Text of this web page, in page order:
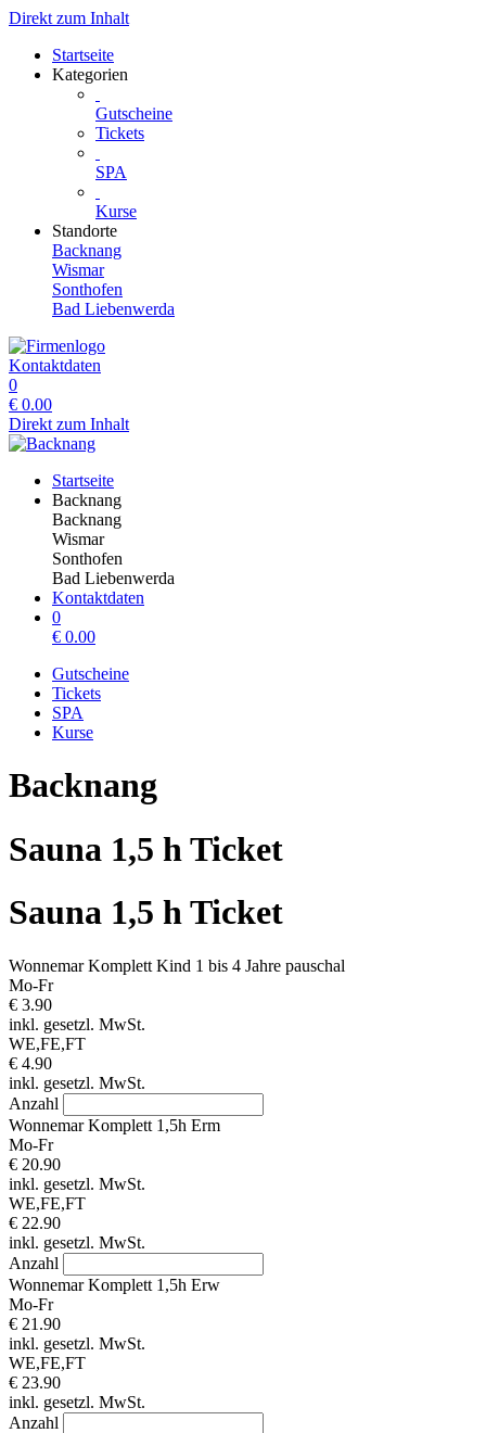
Direkt zum Inhalt
Startseite
Kategorien
Gutscheine
Tickets
SPA
Kurse
Standorte
Backnang
Wismar
Sonthofen
Bad Liebenwerda
Kontaktdaten
0
€ 0.00
Direkt zum Inhalt
Startseite
Backnang
Backnang
Wismar
Sonthofen
Bad Liebenwerda
Kontaktdaten
0
€ 0.00
Gutscheine
Tickets
SPA
Kurse
Backnang
Sauna 1,5 h Ticket
Sauna 1,5 h Ticket
Wonnemar Komplett Kind 1 bis 4 Jahre pauschal
Mo-Fr
€ 3.90
inkl. gesetzl. MwSt.
WE,FE,FT
€ 4.90
inkl. gesetzl. MwSt.
Anzahl
Wonnemar Komplett 1,5h Erm
Mo-Fr
€ 20.90
inkl. gesetzl. MwSt.
WE,FE,FT
€ 22.90
inkl. gesetzl. MwSt.
Anzahl
Wonnemar Komplett 1,5h Erw
Mo-Fr
€ 21.90
inkl. gesetzl. MwSt.
WE,FE,FT
€ 23.90
inkl. gesetzl. MwSt.
Anzahl